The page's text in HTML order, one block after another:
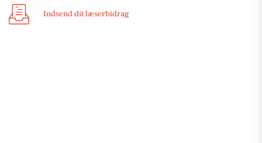
Indsend dit læserbidrag